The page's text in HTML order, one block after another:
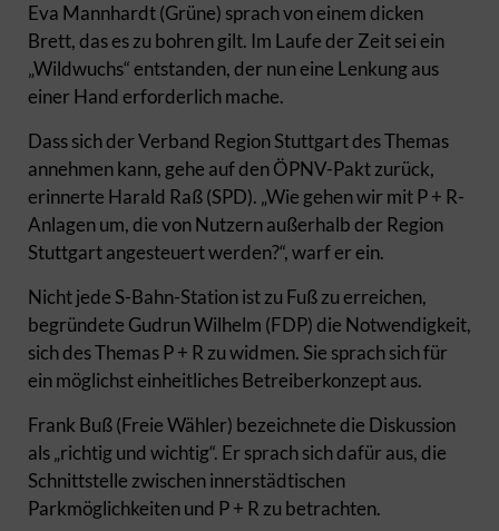
Eva Mannhardt (Grüne) sprach von einem dicken
Brett, das es zu bohren gilt. Im Laufe der Zeit sei ein
„Wildwuchs“ entstanden, der nun eine Lenkung aus
einer Hand erforderlich mache.
Dass sich der Verband Region Stuttgart des Themas
annehmen kann, gehe auf den ÖPNV-Pakt zurück,
erinnerte Harald Raß (SPD). „Wie gehen wir mit P + R-
Anlagen um, die von Nutzern außerhalb der Region
Stuttgart angesteuert werden?“, warf er ein.
Nicht jede S-Bahn-Station ist zu Fuß zu erreichen,
begründete Gudrun Wilhelm (FDP) die Notwendigkeit,
sich des Themas P + R zu widmen. Sie sprach sich für
ein möglichst einheitliches Betreiberkonzept aus.
Frank Buß (Freie Wähler) bezeichnete die Diskussion
als „richtig und wichtig“. Er sprach sich dafür aus, die
Schnittstelle zwischen innerstädtischen
Parkmöglichkeiten und P + R zu betrachten.